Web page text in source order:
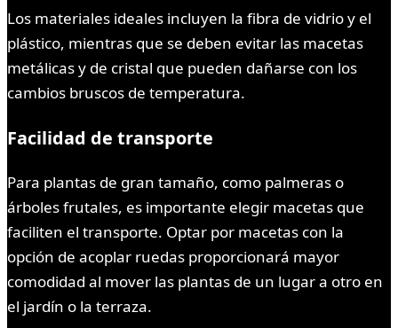
Los materiales ideales incluyen la fibra de vidrio y el
plástico, mientras que se deben evitar las macetas
metálicas y de cristal que pueden dañarse con los
cambios bruscos de temperatura.
Facilidad de transporte
Para plantas de gran tamaño, como palmeras o
árboles frutales, es importante elegir macetas que
faciliten el transporte. Optar por macetas con la
opción de acoplar ruedas proporcionará mayor
comodidad al mover las plantas de un lugar a otro en
el jardín o la terraza.